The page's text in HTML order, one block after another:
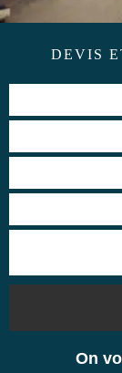
DEVIS
On